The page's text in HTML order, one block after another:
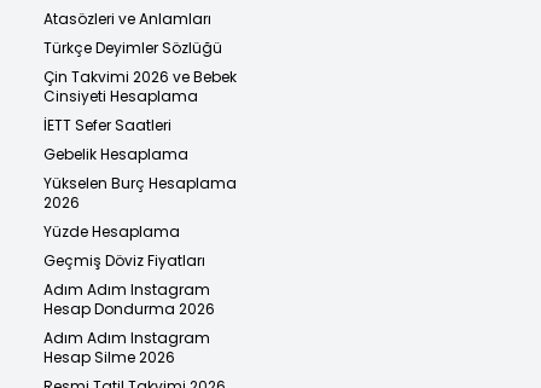
Atasözleri ve Anlamları
Türkçe Deyimler Sözlüğü
Çin Takvimi 2026 ve Bebek
Cinsiyeti Hesaplama
İETT Sefer Saatleri
Gebelik Hesaplama
Yükselen Burç Hesaplama
2026
Yüzde Hesaplama
Geçmiş Döviz Fiyatları
Adım Adım Instagram
Hesap Dondurma 2026
Adım Adım Instagram
Hesap Silme 2026